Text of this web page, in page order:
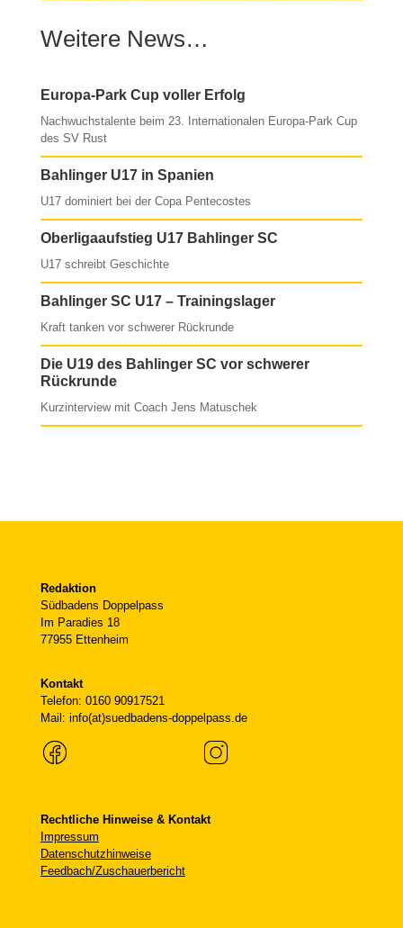
Weitere News…
Europa-Park Cup voller Erfolg
Nachwuchstalente beim 23. Internationalen Europa-Park Cup
des SV Rust
Bahlinger U17 in Spanien
U17 dominiert bei der Copa Pentecostes
Oberligaaufstieg U17 Bahlinger SC
U17 schreibt Geschichte
Bahlinger SC U17 – Trainingslager
Kraft tanken vor schwerer Rückrunde
Die U19 des Bahlinger SC vor schwerer
Rückrunde
Kurzinterview mit Coach Jens Matuschek
Redaktion
Südbadens Doppelpass
Im Paradies 18
77955 Ettenheim
Kontakt
Telefon: 0160 90917521
Mail: info(at)suedbadens-doppelpass.de
Rechtliche Hinweise & Kontakt
Impressum
Datenschutzhinweise
Feedbach/Zuschauerbericht